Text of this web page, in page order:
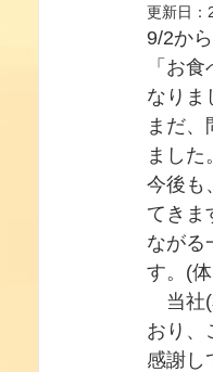
更新日：
9/2か
「お
なりま
まだ、
ました。
今後も
てきま
ながる
す。(
当社(
おり、
感謝し